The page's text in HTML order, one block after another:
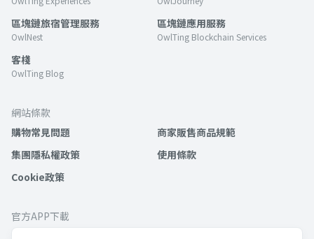
區塊鏈旅宿管理服務
OwlNest
區塊鏈應用服務
OwlTing Blockchain Services
客棧
OwlTing Blog
網站條款
購物常見問題
商家販售商品規範
集團隱私權政策
使用條款
Cookie政策
官方APP下載